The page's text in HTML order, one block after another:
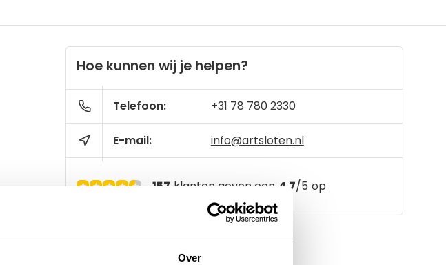
Over
Hoe kunnen wij je helpen?
Telefoon: +31 78 780 2330
E-mail: info@artsloten.nl
157 klanten geven een 4.7/5 op